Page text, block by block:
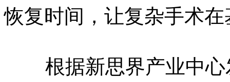
恢复时间，让复杂手术
根据新思界产业中心